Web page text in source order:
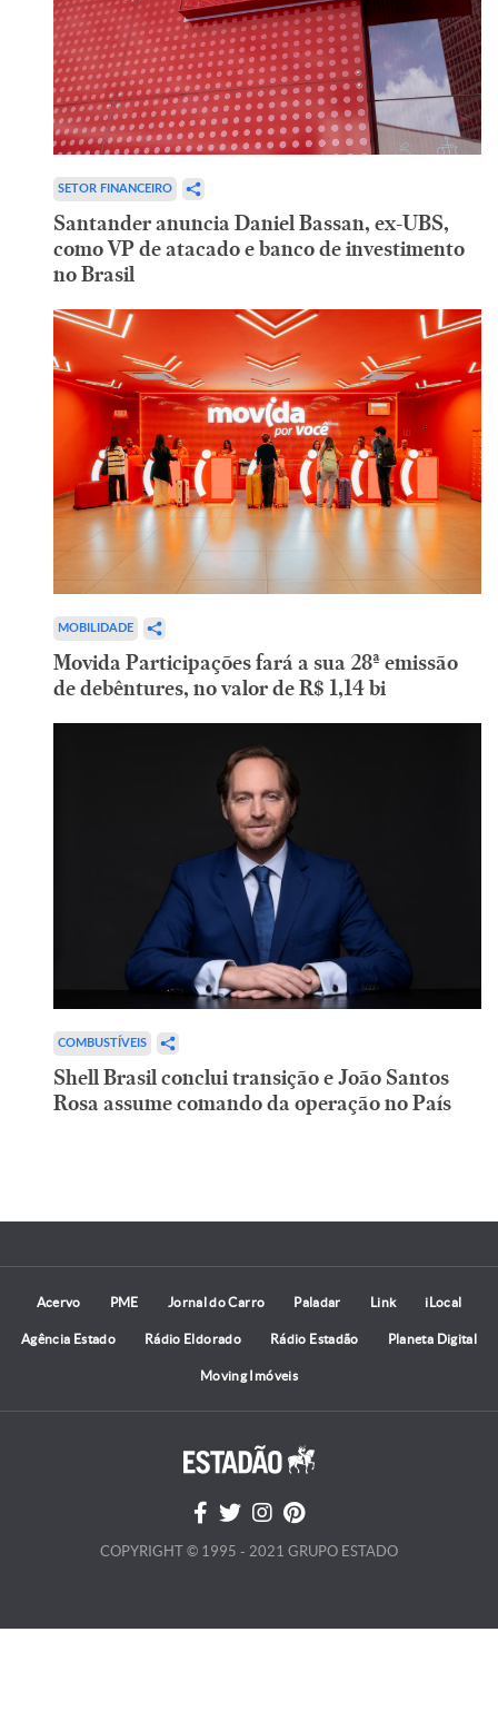
SETOR FINANCEIRO
Santander anuncia Daniel Bassan, ex-UBS,
como VP de atacado e banco de investimento
no Brasil
MOBILIDADE
Movida Participações fará a sua 28ª emissão
de debêntures, no valor de R$ 1,14 bi
COMBUSTÍVEIS
Shell Brasil conclui transição e João Santos
Rosa assume comando da operação no País
Acervo PME Jornal do Carro Paladar Link iLocal
Agência Estado Rádio Eldorado Rádio Estadão Planeta Digital
Moving Imóveis
COPYRIGHT © 1995 - 2021 GRUPO ESTADO